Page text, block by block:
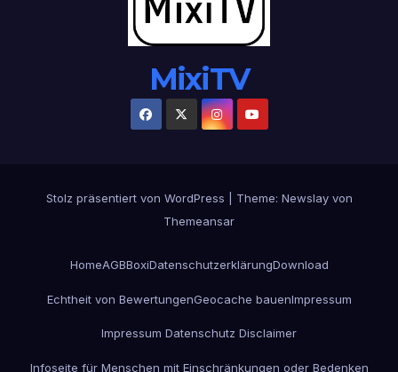
MixiTV
Stolz präsentiert von WordPress Theme: Newslayvon
Themeansar
HomeAGBBoxiDatenschutzerklärungDownload
Echtheit von BewertungenGeocache bauenImpressum
Impressum Datenschutz Disclaimer
Infoseite für Menschen mit Einschränkungen oder Bedenken